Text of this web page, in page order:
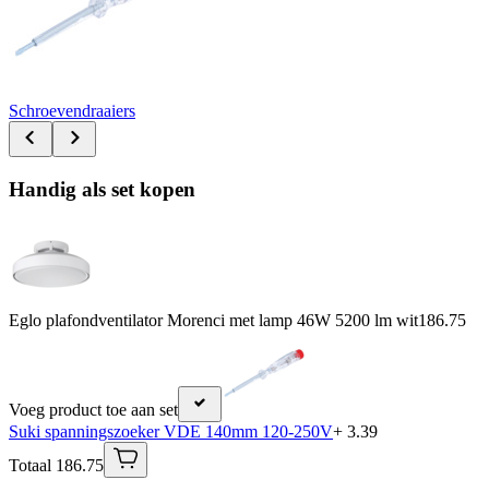
Schroevendraaiers
Handig als set kopen
Eglo plafondventilator Morenci met lamp 46W 5200 lm wit186.75
Voeg product toe aan set
Suki spanningszoeker VDE 140mm 120-250V+ 3.39
Totaal 186.75